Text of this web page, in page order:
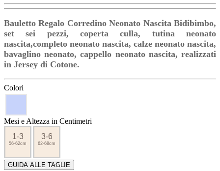
Bauletto Regalo Corredino Neonato Nascita Bidibimbo,
set sei pezzi, coperta culla, tutina neonato
nascita,completo neonato nascita, calze neonato nascita,
bavaglino neonato, cappello neonato nascita, realizzati
in Jersey di Cotone.
Colori
Mesi e Altezza in Centimetri
1-3
56-62cm
3-6
62-68cm
GUIDA ALLE TAGLIE